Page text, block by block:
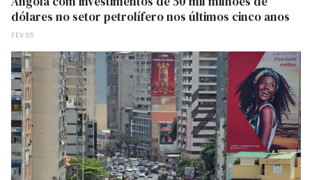
Angola com investimentos de 50 mil milhões de
dólares no setor petrolífero nos últimos cinco anos
FEV 05